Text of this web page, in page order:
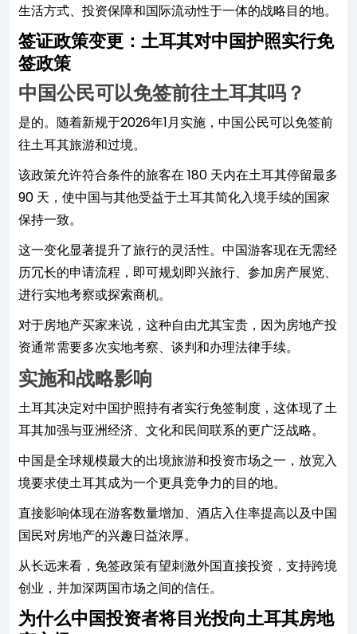
生活方式、投资保障和国际流动性于一体的战略目的地。
签证政策变更：土耳其对中国护照实行免
签政策
中国公民可以免签前往土耳其吗？
是的。随着新规于2026年1月实施，中国公民可以免签前
往土耳其旅游和过境。
该政策允许符合条件的旅客在 180 天内在土耳其停留最多
90 天，使中国与其他受益于土耳其简化入境手续的国家
保持一致。
这一变化显著提升了旅行的灵活性。中国游客现在无需经
历冗长的申请流程，即可规划即兴旅行、参加房产展览、
进行实地考察或探索商机。
对于房地产买家来说，这种自由尤其宝贵，因为房地产投
资通常需要多次实地考察、谈判和办理法律手续。
实施和战略影响
土耳其决定对中国护照持有者实行免签制度，这体现了土
耳其加强与亚洲经济、文化和民间联系的更广泛战略。
中国是全球规模最大的出境旅游和投资市场之一，放宽入
境要求使土耳其成为一个更具竞争力的目的地。
直接影响体现在游客数量增加、酒店入住率提高以及中国
国民对房地产的兴趣日益浓厚。
从长远来看，免签政策有望刺激外国直接投资，支持跨境
创业，并加深两国市场之间的信任。
为什么中国投资者将目光投向土耳其房地